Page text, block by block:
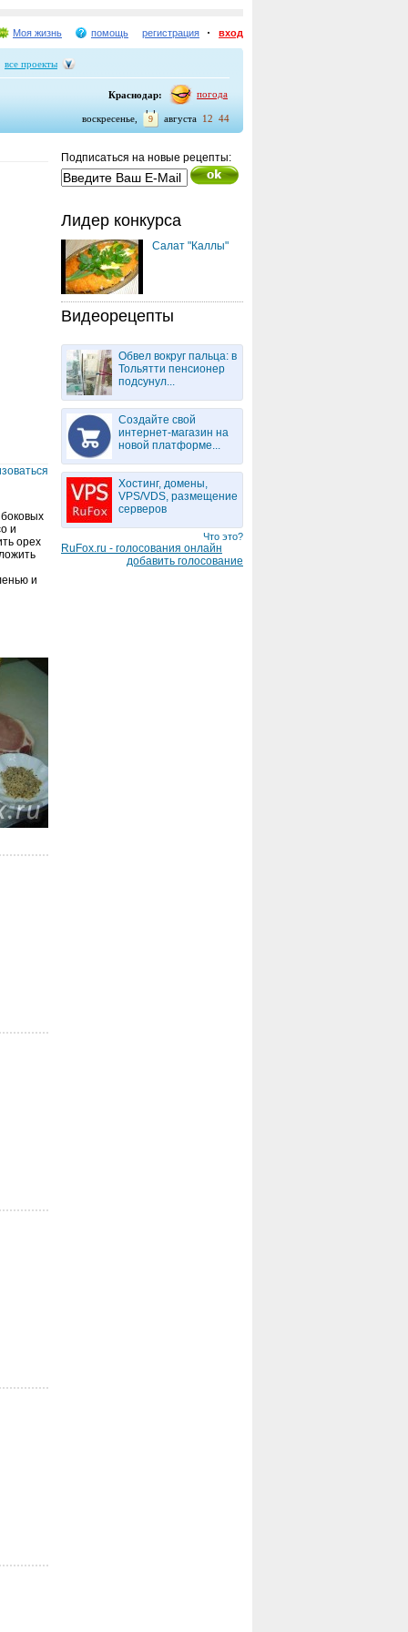
Моя жизнь помощь регистрация вход
все проекты
Краснодар: погода
12 44
августа
9
воскресенье,
Подписаться на новые рецепты:
Лидер конкурса
Салат "Каллы"
Видеорецепты
Обвел вокруг пальца: в
Тольятти пенсионер
подсунул...
Создайте свой
интернет-магазин на
новой платформе...
Хостинг, домены,
VPS/VDS, размещение
серверов
Что это?
RuFox.ru - голосования онлайн
добавить голосование
и
орех
и